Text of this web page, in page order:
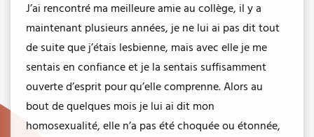
J’ai rencontré ma meilleure amie au collège, il y a
maintenant plusieurs années, je ne lui ai pas dit tout
de suite que j’étais lesbienne, mais avec elle je me
sentais en confiance et je la sentais suffisamment
ouverte d’esprit pour qu’elle comprenne. Alors au
bout de quelques mois je lui ai dit mon
homosexualité, elle n’a pas été choquée ou étonnée,